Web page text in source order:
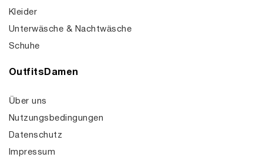
Kleider
Unterwäsche & Nachtwäsche
Schuhe
OutfitsDamen
Über uns
Nutzungsbedingungen
Datenschutz
Impressum